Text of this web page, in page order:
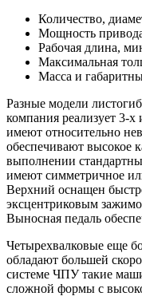
Количество,
Мощность
Рабочая длина,
Максимальная
Масса и
Разные модели
компания реализует 3-
имеют относительно
обеспечивают высокое
выполнении
имеют симметричное
Верхний оснащен
эксцентриковым
Выносная педаль
Четырехвалковые еще
обладают большей
системе ЧПУ такие
сложной формы с